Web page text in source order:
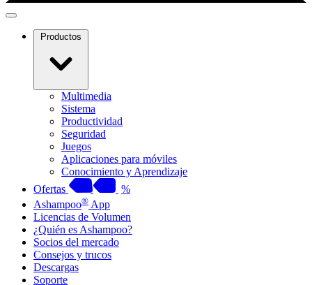
Productos
Multimedia
Sistema
Productividad
Seguridad
Juegos
Aplicaciones para móviles
Conocimiento y Aprendizaje
Ofertas
%
Ashampoo® App
Licencias de Volumen
¿Quién es Ashampoo?
Socios del mercado
Consejos y trucos
Descargas
Soporte